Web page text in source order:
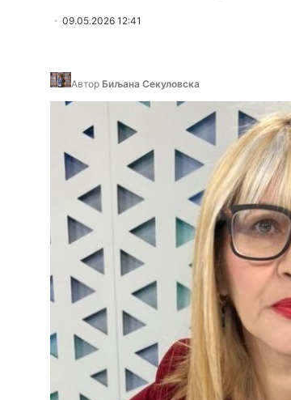
09.05.2026 12:41
Автор Биљана Секуловска